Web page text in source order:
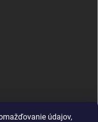
údajov,